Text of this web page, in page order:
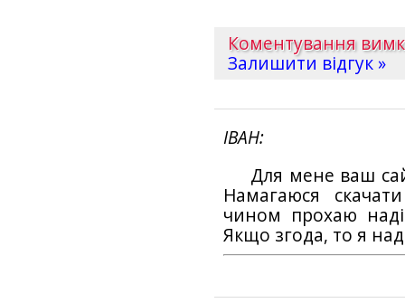
Коментування
Залишити відгук »
ІВАН
Для мене ваш
Намагаюся
чином прохаю
Якщо згода, то я